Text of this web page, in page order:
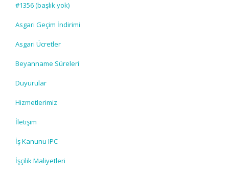
#1356 (başlık yok)
Asgari Geçim İndirimi
Asgari Ücretler
Beyanname Süreleri
Duyurular
Hizmetlerimiz
İletişim
İş Kanunu IPC
İşçilik Maliyetleri